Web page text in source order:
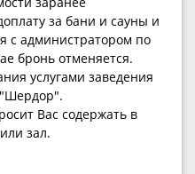
за бани и сауны и
с администратором по
бронь отменяется.
услугами заведения
"Шердор".
Вас содержать в
зал.